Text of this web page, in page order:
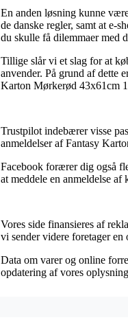
En anden løsning kunne
de danske regler, samt at e-
du skulle få dilemmaer med
Tillige slår vi et slag for at
anvender. På grund af dette
Karton Mørkerød 43x61cm
Trustpilot indebærer visse
anmeldelser af Fantasy
Facebook forærer dig også
at meddele en anmeldelse af
Vores side finansieres af
vi sender videre foretager en
Data om varer og online
opdatering af vores